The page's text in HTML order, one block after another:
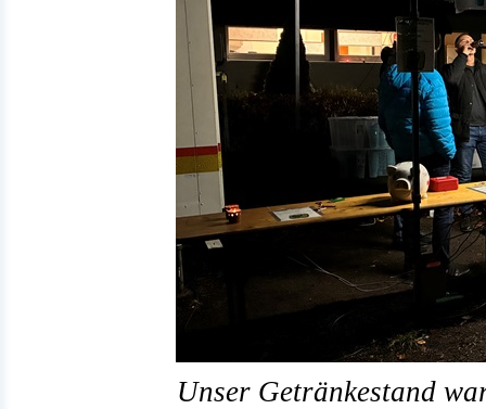
Unser Getränkestand